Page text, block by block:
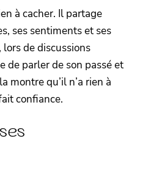
à cacher. Il partage
ses sentiments et ses
de discussions
de parler de son passé et
montre qu’il n’a rien à
confiance.